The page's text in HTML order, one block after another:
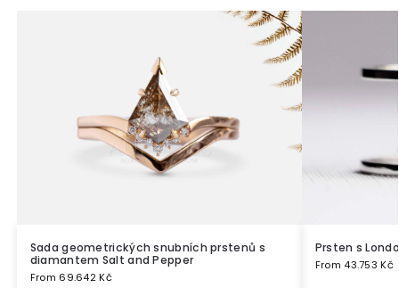
Sada geometrických snubních prstenů s
diamantem Salt and Pepper
From 69.642Kč
Prsten s
From 43.753Kč